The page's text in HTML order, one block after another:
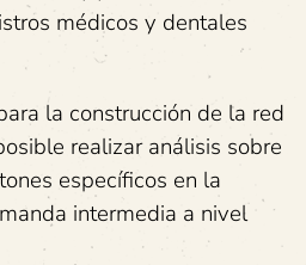
médicos y dentales
la construcción de la red
realizar análisis sobre
específicos en la
intermedia a nivel